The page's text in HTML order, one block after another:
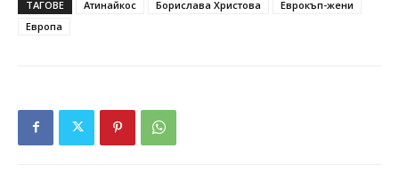
ТАГОВЕ Атинайкос Борислава Христова
Еврокъп-жени
Европа